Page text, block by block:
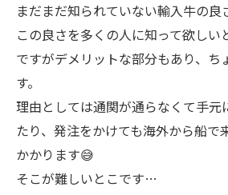
まだまだ知られていない輸入牛の良
この良さを多くの人に知って欲しい
ですがデメリットな部分もあり、ち
す。
理由としては通関が通らなくて手元
たり、発注をかけても海外から船で
かかります😅
そこが難しいとこです…